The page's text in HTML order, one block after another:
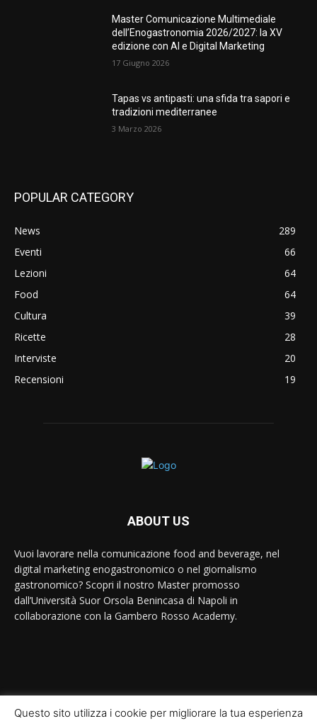
Master Comunicazione Multimediale
dell’Enogastronomia 2026/2027: la XV
edizione con AI e Digital Marketing
17 Giugno 2026
Tapas vs antipasti: una sfida tra sapori e
tradizioni mediterranee
3 Marzo 2026
POPULAR CATEGORY
News
289
Eventi
66
Lezioni
64
Food
64
Cultura
39
Ricette
28
Interviste
20
Recensioni
19
ABOUT US
Vuoi lavorare nella comunicazione food and beverage, nel
digital marketing enogastronomico o nel giornalismo
gastronomico? Scopri il nostro Master promosso
dall’Università Suor Orsola Benincasa di Napoli in
collaborazione con la Gambero Rosso Academy.
Questo sito utilizza i cookie per migliorare la tua esperienza